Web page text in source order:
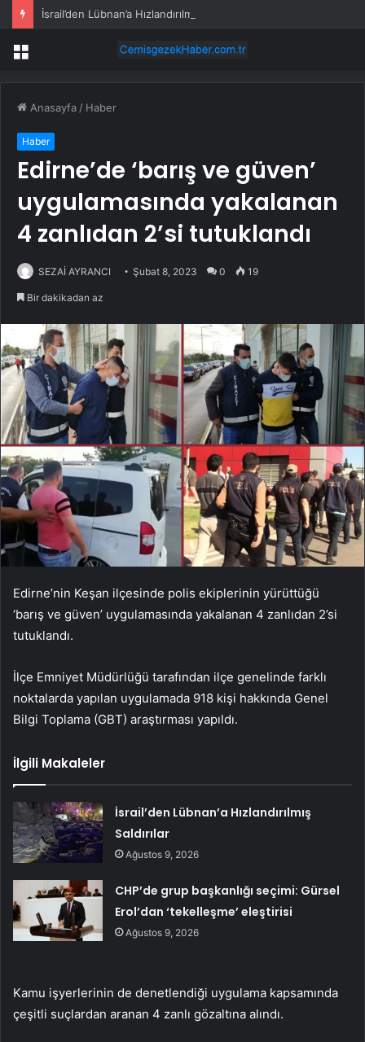
İsrail’den Lübnan’a Hızlandırılmış Saldırılar
Menü
Anasayfa / Haber
Haber
Edirne’de ‘barış ve güven’
uygulamasında yakalanan
4 zanlıdan 2’si tutuklandı
SEZAİ AYRANCI Şubat 8, 2023 0 19
Bir dakikadan az
Edirne’nin Keşan ilçesinde polis ekiplerinin yürüttüğü
‘barış ve güven’ uygulamasında yakalanan 4 zanlıdan 2’si
tutuklandı.
İlçe Emniyet Müdürlüğü tarafından ilçe genelinde farklı
noktalarda yapılan uygulamada 918 kişi hakkında Genel
Bilgi Toplama (GBT) araştırması yapıldı.
İlgili Makaleler
İsrail’den Lübnan’a Hızlandırılmış
Saldırılar
Ağustos 9, 2026
CHP’de grup başkanlığı seçimi: Gürsel
Erol’dan ‘tekelleşme’ eleştirisi
Ağustos 9, 2026
Kamu işyerlerinin de denetlendiği uygulama kapsamında
çeşitli suçlardan aranan 4 zanlı gözaltına alındı.